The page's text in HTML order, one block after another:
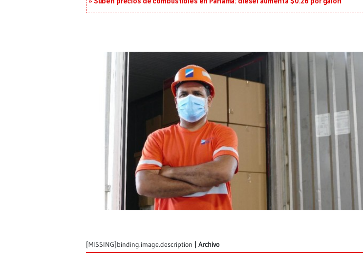
[MISSING]binding.image.description Archivo